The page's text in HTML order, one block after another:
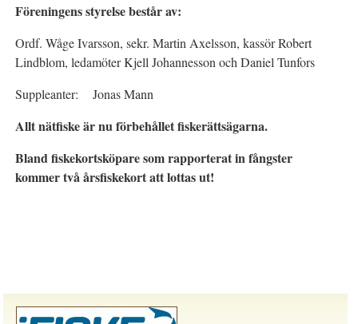
Föreningens styrelse består av:
Ordf. Wåge Ivarsson, sekr. Martin Axelsson, kassör Robert
Lindblom, ledamöter Kjell Johannesson och Daniel Tunfors
Suppleanter: Jonas Mann
Allt nätfiske är nu förbehållet fiskerättsägarna.
Bland fiskekortsköpare som rapporterat in fångster
kommer två årsfiskekort att lottas ut!